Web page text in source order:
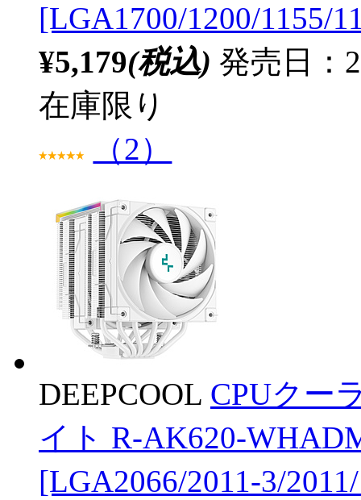
[LGA1700/1200/1155/
¥5,179(税込) 発売日：
在庫限り
（2）
DEEPCOOL CPUクー
イト R-AK620-
[LGA2066/2011-3/